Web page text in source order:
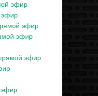
эфир
эфир
эфир
эфир
эфир
эфир